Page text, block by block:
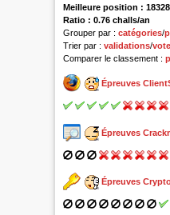
Meilleure position : 18328
Ratio : 0.76 challs/an
Grouper par :catégories/
Trier par :validations/
Comparer le classement :
Épreuves
Épreuves
Épreuves